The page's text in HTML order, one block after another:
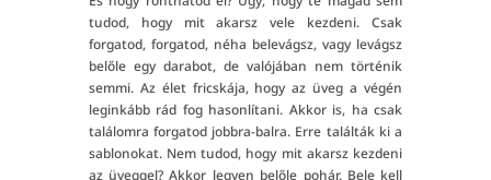
tudod, hogy mit akarsz vele kezdeni. Csak
forgatod, forgatod, néha belevágsz, vagy levágsz
belőle egy darabot, de valójában nem történik
semmi. Az élet fricskája, hogy az üveg a végén
leginkább rád fog hasonlítani. Akkor is, ha csak
találomra forgatod jobbra-balra. Erre találták ki a
sablonokat. Nem tudod, hogy mit akarsz kezdeni
az üveggel? Akkor legyen belőle pohár. Bele kell